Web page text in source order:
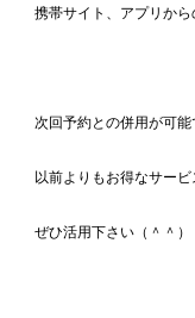
携帯サイト、アプリか
次回予約との併用が可
以前よりもお得なサービ
ぜひ活用下さい（＾＾）